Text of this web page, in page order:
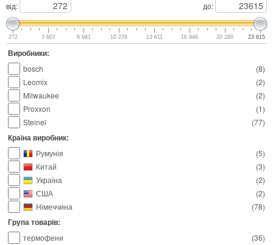
від: до:
272 3 607 6 941 10 276 13 611 16 946 20 280 23 615
Виробники:
(8)
bosch
(2)
Leomix
(2)
Milwaukee
(1)
Proxxon
(77)
Steinel
Країна виробник:
(5)
Румунія
(3)
Китай
(2)
Україна
(2)
США
(78)
Німеччина
Група товарів:
(36)
термофени